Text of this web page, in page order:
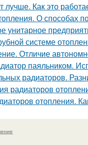
лучше. Как это
О способах
унитарное
системе
Отличие
паяльником.
радиаторов.
радиаторов
отопления.